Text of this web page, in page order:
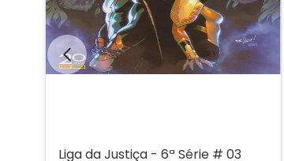
Liga da Justiça - 6ª Série # 03